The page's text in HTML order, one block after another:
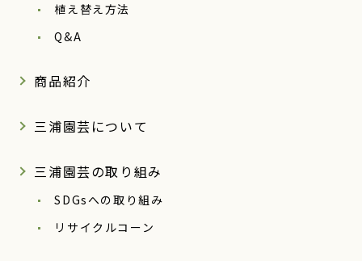
植え替え方法
Q&A
商品紹介
三浦園芸について
三浦園芸の取り組み
SDGsへの取り組み
リサイクルコーン